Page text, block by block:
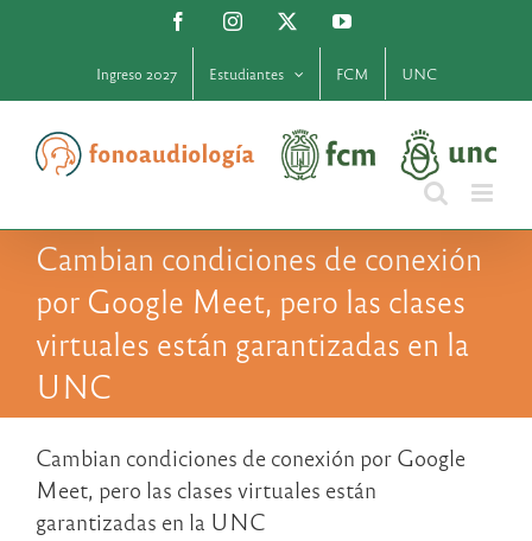
FacebookInstagram YouTube
Ingreso 2027 Estudiantes FCM UNC
Cambian condiciones de conexión
por Google Meet, pero las clases
virtuales están garantizadas en la
UNC
Cambian condiciones de conexión por Google
Meet, pero las clases virtuales están
garantizadas en la UNC